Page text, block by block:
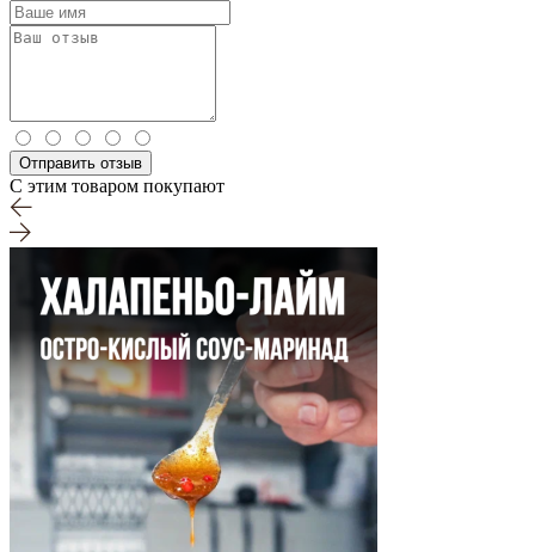
Отправить отзыв
С этим товаром покупают